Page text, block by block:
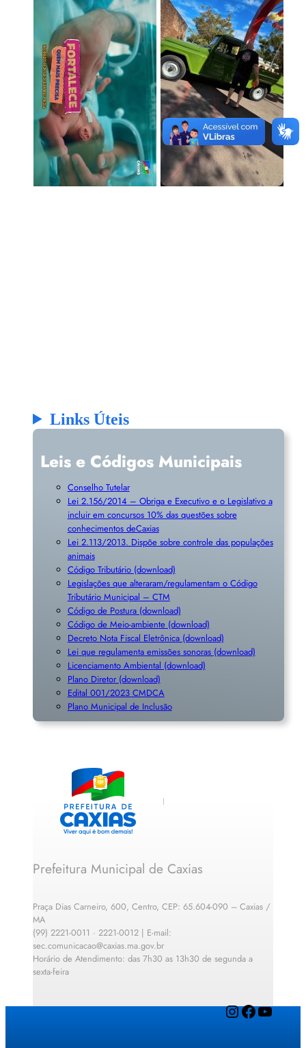
Links Úteis
Leis e Códigos Municipais
Conselho Tutelar
Lei 2.156/2014 – Obriga e Executivo e o Legislativo a
incluir em concursos 10% das questões sobre
conhecimentos deCaxias
Lei 2.113/2013. Dispõe sobre controle das populações
animais
Código Tributário (download)
Legislações que alteraram/regulamentam o Código
Tributário Municipal – CTM
Código de Postura (download)
Código de Meio-ambiente (download)
Decreto Nota Fiscal Eletrônica (download)
Lei que regulamenta emissões sonoras (download)
Licenciamento Ambiental (download)
Plano Diretor (download)
Edital 001/2023 CMDCA
Plano Municipal de Inclusão
Prefeitura Municipal de Caxias
Praça Dias Carneiro, 600, Centro, CEP: 65.604-090 – Caxias /
MA
(99) 2221-0011 · 2221-0012 | E-mail:
sec.comunicacao@caxias.ma.gov.br
Horário de Atendimento: das 7h30 as 13h30 de segunda a
sexta-feira
InstagramFacebook YouTube